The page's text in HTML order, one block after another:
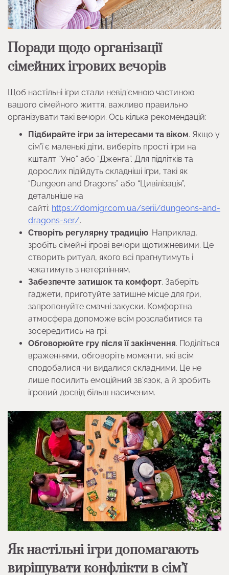
Поради щодо організації
сімейних ігрових вечорів
Щоб настільні ігри стали невід’ємною частиною
вашого сімейного життя, важливо правильно
організувати такі вечори. Ось кілька рекомендацій:
Підбирайте ігри за інтересами та віком. Якщо у
сім’ї є маленькі діти, виберіть прості ігри на
кшталт “Уно” або “Дженга”. Для підлітків та
дорослих підійдуть складніші ігри, такі як
“Dungeon and Dragons” або “Цивілізація”,
детальніше на
сайті: https://domigr.com.ua/serii/dungeons-and-
dragons-ser/.
Створіть регулярну традицію. Наприклад,
зробіть сімейні ігрові вечори щотижневими. Це
створить ритуал, якого всі прагнутимуть і
чекатимуть з нетерпінням.
Забезпечте затишок та комфорт. Заберіть
гаджети, приготуйте затишне місце для гри,
запропонуйте смачні закуски. Комфортна
атмосфера допоможе всім розслабитися та
зосередитись на грі.
Обговорюйте гру після її закінчення. Поділіться
враженнями, обговоріть моменти, які всім
сподобалися чи видалися складними. Це не
лише посилить емоційний зв’язок, а й зробить
ігровий досвід більш насиченим.
Як настільні ігри допомагають
вирішувати конфлікти в сім’ї